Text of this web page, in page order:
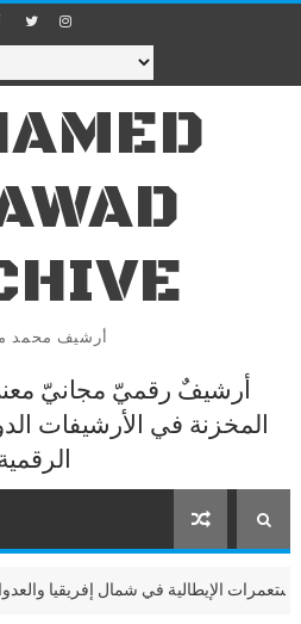
أرشيف محمد
أرشيفٌ رقميّ مجانيّ معنيٌّ
المخزنة في الأرشيفات
المستعمرات الإيطالية في شمال إفريقيا